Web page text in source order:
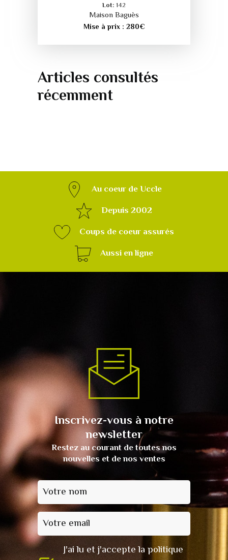
Lot: 142
Maison Baguès
Mise à prix : 280€
Articles consultés
récemment
Au coeur de Uccle
Depuis 2002
Coups de coeur assurés
Aussi en ligne
Inscrivez-vous à notre
newsletter
Restez au courant de toutes nos
nouvelles et de nos ventes
Votre nom
Votre email
J'ai lu et j'accepte la politique